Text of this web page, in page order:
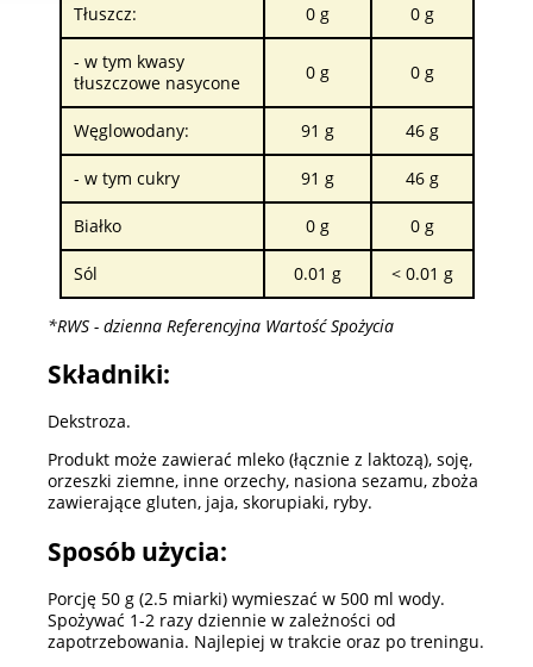
Tłuszcz: 0 g 0 g
- w tym kwasy
tłuszczowe nasycone
0 g 0 g
Węglowodany: 91 g 46 g
- w tym cukry 91 g 46 g
Białko 0 g 0 g
Sól 0.01 g < 0.01 g
*RWS - dzienna Referencyjna Wartość Spożycia
Składniki:
Dekstroza.
Produkt może zawierać mleko (łącznie z laktozą), soję,
orzeszki ziemne, inne orzechy, nasiona sezamu, zboża
zawierające gluten, jaja, skorupiaki, ryby.
Sposób użycia:
Porcję 50 g (2.5 miarki) wymieszać w 500 ml wody.
Spożywać 1-2 razy dziennie w zależności od
zapotrzebowania. Najlepiej w trakcie oraz po treningu.